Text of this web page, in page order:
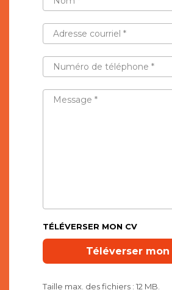
ADRESSE
COURRIEL
*
NUMÉRO
TÉLÉPHONE
*MESSAGE
TÉLÉVERSER MON CV
Taille max. des fichiers : 12 MB.